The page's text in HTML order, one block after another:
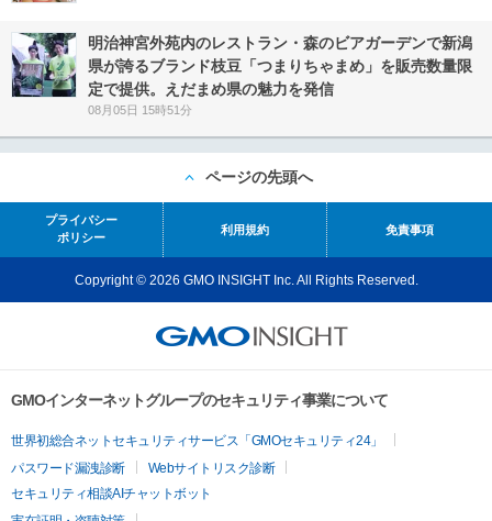
明治神宮外苑内のレストラン・森のビアガーデンで新潟
県が誇るブランド枝豆「つまりちゃまめ」を販売数量限
定で提供。えだまめ県の魅力を発信
08月05日 15時51分
ページの先頭へ
プライバシー
ポリシー
利用規約 免責事項
Copyright © 2026 GMO INSIGHT Inc. All Rights Reserved.
GMOインターネットグループのセキュリティ事業について
世界初総合ネットセキュリティサービス「GMOセキュリティ24」
パスワード漏洩診断
Webサイトリスク診断
セキュリティ相談AIチャットボット